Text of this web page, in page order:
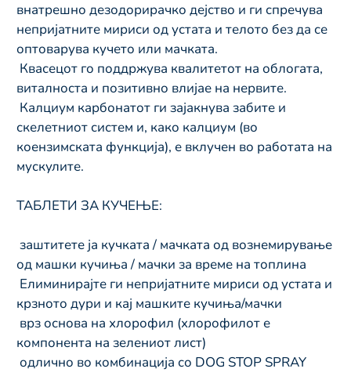
внатрешно дезодорирачко дејство и ги спречува
непријатните мириси од устата и телото без да се
оптоварува кучето или мачката.
виталноста и позитивно влијае на нервите.
скелетниот систем и, како калциум (во
коензимската функција), е вклучен во работата на
мускулите.
ТАБЛЕТИ ЗА КУЧЕЊЕ:
од машки кучиња / мачки за време на топлина
крзното дури и кај машките кучиња/мачки
компонента на зелениот лист)
одлично во комбинација со DOG STOP SPRAY